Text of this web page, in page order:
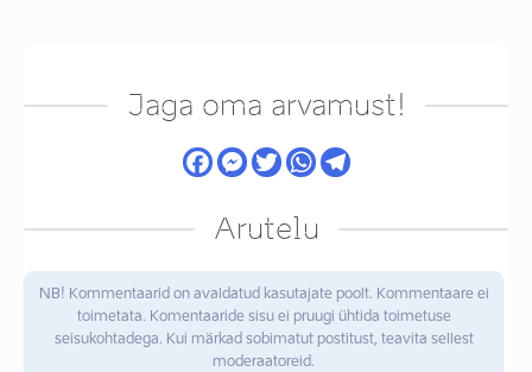
Jaga oma arvamust!
Arutelu
NB! Kommentaarid on avaldatud kasutajate poolt. Kommentaare ei
toimetata. Komentaaride sisu ei pruugi ühtida toimetuse
seisukohtadega. Kui märkad sobimatut postitust, teavita sellest
moderaatoreid.